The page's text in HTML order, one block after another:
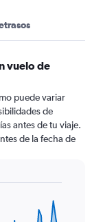
vuelo de
puede variar
de
antes de tu viaje.
de la fecha de